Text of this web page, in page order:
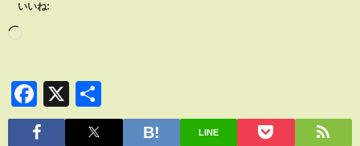
いいね:
Facebook
X
有
LINE